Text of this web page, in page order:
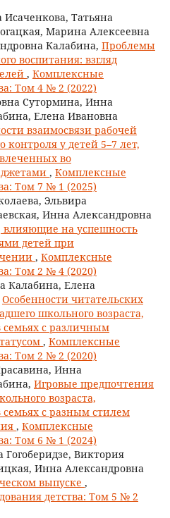
Татьяна
Марина Алексеевна
Калабина, Проблемы
воспитания: взгляд
, Комплексные
Том 4 № 2 (2022)
Сутормина, Инна
Елена Ивановна
взаимосвязи рабочей
контроля у детей 5–7 лет,
во
, Комплексные
Том 7 № 1 (2025)
Эльвира
Инна Александровна
на успешность
детей при
, Комплексные
Том 2 № 4 (2020)
Калабина, Елена
Особенности читательских
школьного возраста,
с различным
, Комплексные
Том 2 № 2 (2020)
Инна
Игровые предпочтения
возраста,
с разным стилем
, Комплексные
Том 6 № 1 (2024)
Виктория
Инна Александровна
выпуске ,
детства: Том 5 № 2